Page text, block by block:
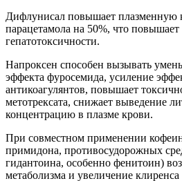
Дифлунисал повышает плазменную
парацетамола на 50%, что повышает
гепатотоксичности.
Напроксен способен вызывать
эффекта фуросемида, усиление
антикоагулянтов, повышает
метотрексата, снижает выведение
концентрацию в плазме крови.
При совместном применении
примидона, противосудорожных
гидантоина, особенно фенитоин)
метаболизма и увеличение